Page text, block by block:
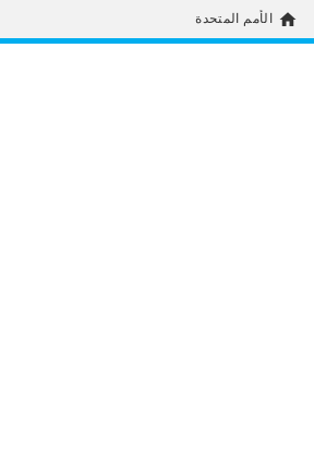
home الأمم المتحدة